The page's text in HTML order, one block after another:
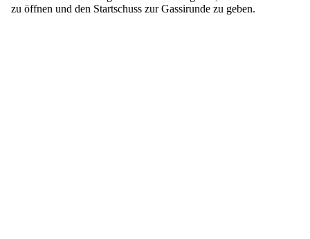
zu öffnen und den Startschuss zur Gassirunde zu geben.